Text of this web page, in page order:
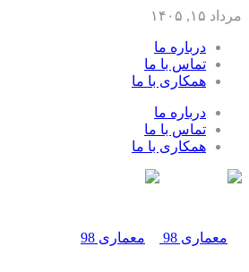
مرداد ۱۵, ۱۴۰۵
درباره ما
تماس با ما
همکاری با ما
درباره ما
تماس با ما
همکاری با ما